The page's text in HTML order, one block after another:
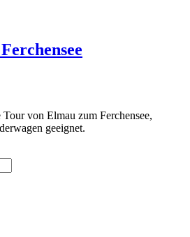
von Elmau zum Ferchensee,
geeignet.